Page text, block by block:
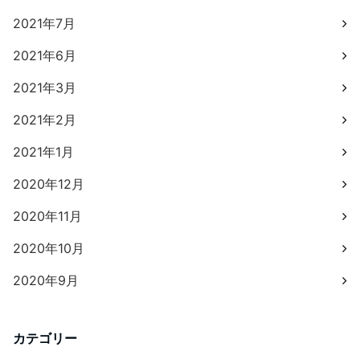
2021年7月
2021年6月
2021年3月
2021年2月
2021年1月
2020年12月
2020年11月
2020年10月
2020年9月
カテゴリー